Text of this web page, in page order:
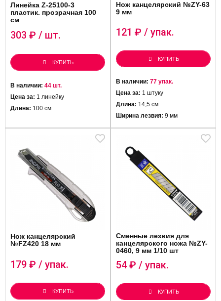
Линейка Z-25100-3
пластик. прозрачная 100
см
303 ₽ / шт.
КУПИТЬ
В наличии: 44 шт.
Цена за: 1 линейку
Длина: 100 см
Нож канцелярский №ZY-63
9 мм
121 ₽ / упак.
КУПИТЬ
В наличии: 77 упак.
Цена за: 1 штуку
Длина: 14,5 см
Ширина лезвия: 9 мм
Нож канцелярский
№FZ420 18 мм
179 ₽ / упак.
КУПИТЬ
Сменные лезвия для
канцелярского ножа №ZY-
0460, 9 мм 1/10 шт
54 ₽ / упак.
КУПИТЬ